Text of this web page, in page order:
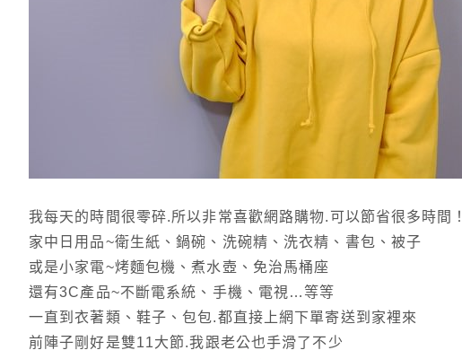
我每天的時間很零碎.所以非常喜歡網路購物.可以節省很多時間！
家中日用品~衛生紙、鍋碗、洗碗精、洗衣精、書包、被子
或是小家電~烤麵包機、煮水壺、免治馬桶座
還有3C產品~不斷電系統、手機、電視…等等
一直到衣著類、鞋子、包包.都直接上網下單寄送到家裡來
前陣子剛好是雙11大節.我跟老公也手滑了不少